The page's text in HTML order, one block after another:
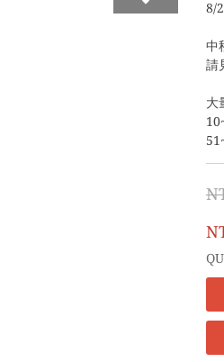
8/
中
請
大